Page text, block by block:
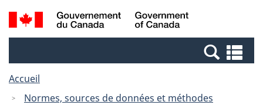
Passer
au
Passer
à
Canada
Recherche
et
et
Accueil
Normes, sources de données et méthodes